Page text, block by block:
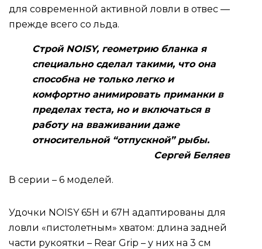
для современной активной ловли в отвес —
прежде всего со льда.
Строй NOISY, геометрию бланка я
специально сделал такими, что она
способна не только легко и
комфортно анимировать приманки в
пределах теста, но и включаться в
работу на вваживании даже
относительной “отпускной” рыбы.
Сергей Беляев
В серии – 6 моделей.
Удочки NOISY 65H и 67H адаптированы для
ловли «пистолетным» хватом: длина задней
части рукоятки – Rear Grip – у них на 3 см